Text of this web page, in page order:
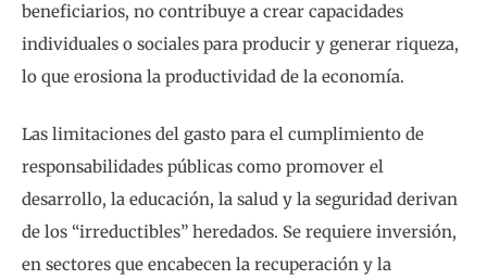
beneficiarios, no contribuye a crear capacidades
individuales o sociales para producir y generar riqueza,
lo que erosiona la productividad de la economía.
Las limitaciones del gasto para el cumplimiento de
responsabilidades públicas como promover el
desarrollo, la educación, la salud y la seguridad derivan
de los “irreductibles” heredados. Se requiere inversión,
en sectores que encabecen la recuperación y la